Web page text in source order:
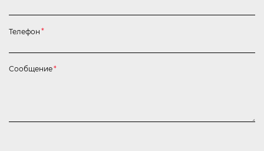
Телефон *
Сообщение*